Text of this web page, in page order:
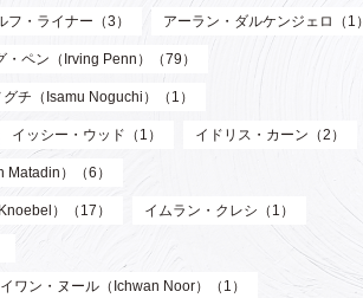
フ・ライナー（3） アーラン・ダルケンジェロ（1）
・ペン（Irving Penn）（79）
チ（Isamu Noguchi）（1）
イッシー・ウッド（1） イドリス・カーン（2）
）（6）
）（17） イムラン・クレシ（1）
イワン・ヌール（Ichwan Noor）（1）